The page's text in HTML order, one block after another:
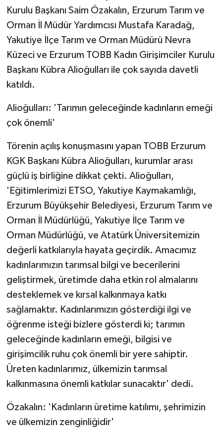
Kurulu Başkanı Saim Özakalın, Erzurum Tarım ve
Orman İl Müdür Yardımcısı Mustafa Karadağ,
Yakutiye İlçe Tarım ve Orman Müdürü Nevra
Küzeci ve Erzurum TOBB Kadın Girişimciler Kurulu
Başkanı Kübra Alioğulları ile çok sayıda davetli
katıldı.
Alioğulları: 'Tarımın geleceğinde kadınların emeği
çok önemli'
Törenin açılış konuşmasını yapan TOBB Erzurum
KGK Başkanı Kübra Alioğulları, kurumlar arası
güçlü iş birliğine dikkat çekti. Alioğulları,
'Eğitimlerimizi ETSO, Yakutiye Kaymakamlığı,
Erzurum Büyükşehir Belediyesi, Erzurum Tarım ve
Orman İl Müdürlüğü, Yakutiye İlçe Tarım ve
Orman Müdürlüğü, ve Atatürk Üniversitemizin
değerli katkılarıyla hayata geçirdik. Amacımız
kadınlarımızın tarımsal bilgi ve becerilerini
geliştirmek, üretimde daha etkin rol almalarını
desteklemek ve kırsal kalkınmaya katkı
sağlamaktır. Kadınlarımızın gösterdiği ilgi ve
öğrenme isteği bizlere gösterdi ki; tarımın
geleceğinde kadınların emeği, bilgisi ve
girişimcilik ruhu çok önemli bir yere sahiptir.
Üreten kadınlarımız, ülkemizin tarımsal
kalkınmasına önemli katkılar sunacaktır' dedi.
Özakalın: 'Kadınların üretime katılımı, şehrimizin
ve ülkemizin zenginliğidir'
MAGAZİN
Otomobil
POLİTİKA
SİYASET
SPOR HABERLERİ
TEKNOLOJİ
Turizm
ÜLKE GÜNDEMİ
YEREL
Yerel Haberler